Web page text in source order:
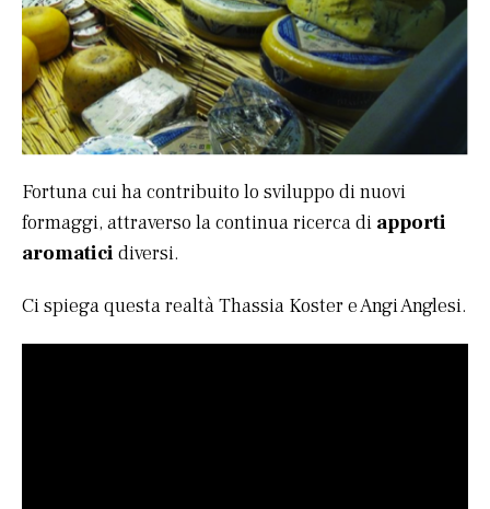
Fortuna cui ha contribuito lo sviluppo di nuovi
formaggi, attraverso la continua ricerca di apporti
aromatici diversi.
Ci spiega questa realtà Thassia Koster e Angi Anglesi.